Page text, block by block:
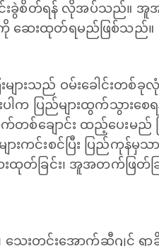
းခွဲစိတ်ရန် လိုအပ်သည်။
းကို ဆေးထုတ်ရမည်ဖြစ်သည်။
ျားသည် ဝမ်းခေါင်းတ
ါက ပြည်များထွက်သွားစ
စ်ချောင်း ထည့်ပေးမည်
များကင်းစင်ပြီး ပြည်ကု
းထုတ်ခြင်း၊ အူအတက်ဖြတ်
၊ သွေးတွင်းအောက်ဆီဂျင်